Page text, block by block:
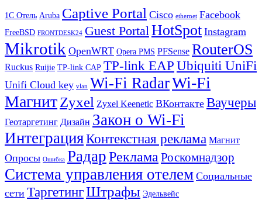
1С Отель Aruba Captive Portal Cisco ethernet Facebook
FreeBSD FRONTDESK24 Guest Portal HotSpot Instagram
Mikrotik OpenWRT Opera PMS PFSense RouterOS
Ruckus Ruijie TP-link CAP TP-link EAP Ubiquiti UniFi
Unifi Cloud key vlan Wi-Fi RadarWi-Fi
МагнитZyxel Zyxel Keenetic ВКонтакте Ваучеры
Геотаргетинг Дизайн Закон о Wi-Fi
ИнтеграцияКонтекстная реклама Магнит
Опросы Ошибка РадарРеклама Роскомнадзор
Система управления отелем Социальные
сети ТаргетингШтрафы Эдельвейс